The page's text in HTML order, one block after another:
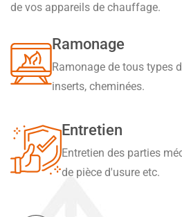
de vos appareils de chauffage.
Ramonage
Ramonage de tous types
inserts, cheminées.
Entretien
Entretien des parties
de pièce d'usure etc.